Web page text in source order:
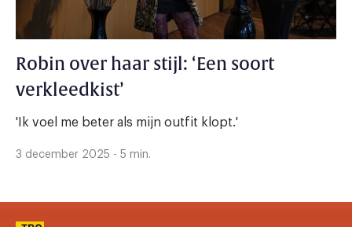
Robin over haar stijl: ‘Een soort
verkleedkist’
'Ik voel me beter als mijn outfit klopt.'
3 december 2025 - 5 min.